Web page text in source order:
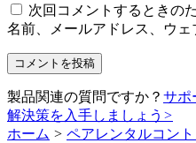
次回コメントするときの
名前、メールアドレス、ウェ
製品関連の質問ですか？ サポ
解決策を入手しましょう >
ホーム > ペアレンタルコン